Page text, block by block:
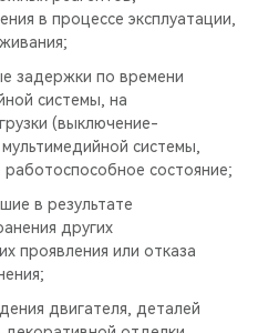
в процессе эксплуатации,
задержки по времени
системы, на
(выключение-
системы,
состояние;
в результате
других
проявления или отказа
двигателя, деталей